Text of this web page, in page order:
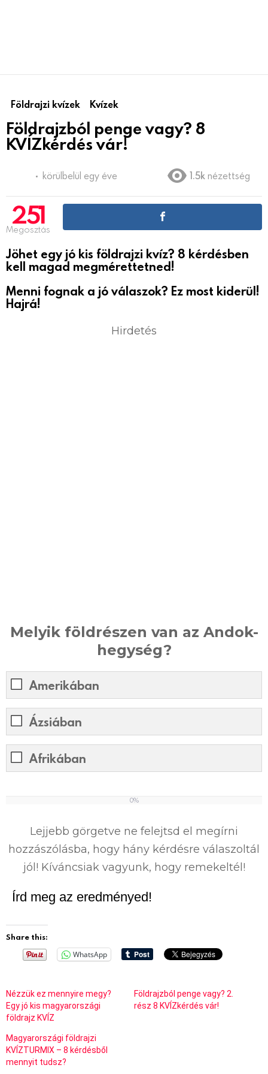
Földrajzi kvízek Kvízek
Földrajzból penge vagy? 8
KVÍZkérdés vár!
körülbelül egy éve 1.5k nézettség
251
Megosztás
Jöhet egy jó kis földrajzi kvíz? 8 kérdésben
kell magad megmérettetned!
Menni fognak a jó válaszok? Ez most kiderül!
Hajrá!
Hirdetés
Melyik földrészen van az Andok-
hegység?
Amerikában
Ázsiában
Afrikában
0%
Lejjebb görgetve ne felejtsd el megírni
hozzászólásba, hogy hány kérdésre válaszoltál
jól! Kíváncsiak vagyunk, hogy remekeltél!
Írd meg az eredményed!
Share this:
WhatsApp
Nézzük ez mennyire megy?
Egy jó kis magyarországi
földrajz KVÍZ
Földrajzból penge vagy? 2.
rész 8 KVÍZkérdés vár!
Magyarországi földrajzi
KVÍZTURMIX – 8 kérdésből
mennyit tudsz?